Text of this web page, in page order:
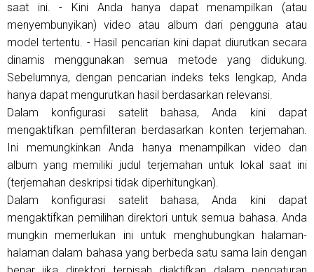
saat ini. - Kini Anda hanya dapat menampilkan (atau
menyembunyikan) video atau album dari pengguna atau
model tertentu. - Hasil pencarian kini dapat diurutkan secara
dinamis menggunakan semua metode yang didukung.
Sebelumnya, dengan pencarian indeks teks lengkap, Anda
hanya dapat mengurutkan hasil berdasarkan relevansi.
Dalam konfigurasi satelit bahasa, Anda kini dapat
mengaktifkan pemfilteran berdasarkan konten terjemahan.
Ini memungkinkan Anda hanya menampilkan video dan
album yang memiliki judul terjemahan untuk lokal saat ini
(terjemahan deskripsi tidak diperhitungkan).
Dalam konfigurasi satelit bahasa, Anda kini dapat
mengaktifkan pemilihan direktori untuk semua bahasa. Anda
mungkin memerlukan ini untuk menghubungkan halaman-
halaman dalam bahasa yang berbeda satu sama lain dengan